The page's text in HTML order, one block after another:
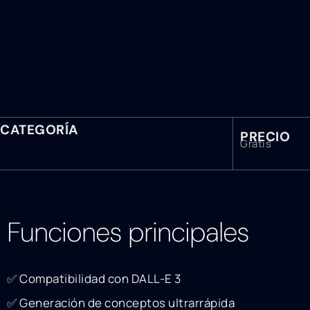
CATEGORÍA PRECIO
Gratis
Funciones principales
✅ Compatibilidad con DALL-E 3
✅ Generación de conceptos ultrarrápida